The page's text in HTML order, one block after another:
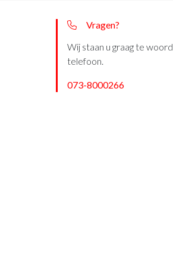
Vragen?
Wij staan u graag te
telefoon.
073-8000266